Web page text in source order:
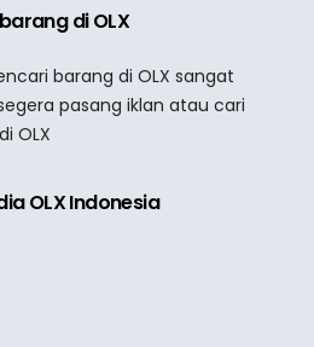
di OLX
barang di OLX sangat
pasang iklan atau cari
OLX
OLX Indonesia